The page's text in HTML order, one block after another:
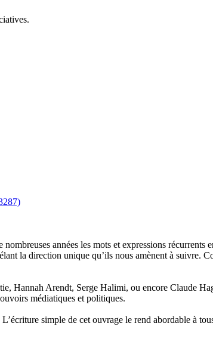
années les mots et expressions
la direction unique qu’ils nous amènent à suivre.
Hannah Arendt, Serge Halimi, ou encore Claude
médiatiques et politiques.
simple de cet ouvrage le rend abordable à